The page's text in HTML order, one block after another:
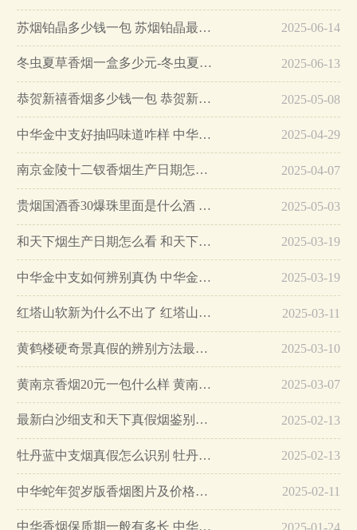
苏烟铂晶多少钱一包 苏烟铂晶最新价格… 2025-06-14
冬虫夏草香烟一盒多少元-冬虫夏草香烟一盒多少元2025最新价格… 2025-06-13
恭贺新禧香烟多少钱一包 恭贺新禧香烟价格表和图片… 2025-05-08
中华金中支好抽吗味道咋样 中华金中支口感特点介绍… 2025-04-29
南京金陵十二钗香烟生产日期怎么看 南京金陵十二钗香烟保质期… 2025-04-07
贵烟国酒香30爆珠里面是什么酒 贵烟国酒香30怎么辨别真假… 2025-05-03
和天下烟生产日期怎么看 和天下烟真假辨别方法六个方面… 2025-03-19
中华金中支如何辨别真伪 中华金中支真假烟鉴别方法… 2025-03-19
红塔山软新为什么不出了 红塔山软新烟停售原因详解… 2025-03-11
黄鹤楼硬奇景真假的辨别方法最简单版… 2025-03-10
黄南京香烟20元一包什么样 黄南京香烟真假鉴别… 2025-03-07
最新白沙细支和天下真假烟鉴别指南… 2025-02-13
牡丹蓝中支烟真假怎么识别 牡丹蓝中支烟真假鉴别带图… 2025-02-13
中华蛇年贺岁版香烟图片及价格大全… 2025-02-11
中华香烟保质期一般有多长 中华香烟保质期在哪里看的… 2025-01-24